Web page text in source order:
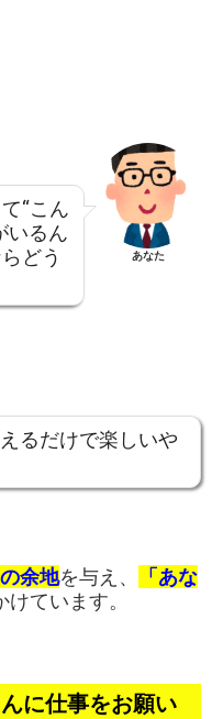
“こん
いるん
どう
あなた
るだけで楽しいや
余地を与え、
「あな
けています。
に仕事をお願い